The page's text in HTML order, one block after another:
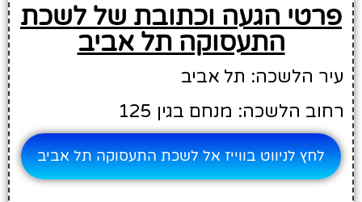
פרטי הגעה וכתובת של לשכת
התעסוקה תל אביב
עיר הלשכה: תל אביב
רחוב הלשכה: מנחם בגין 125
לחץ לניווט בווייז אל לשכת התעסוקה תל אביב